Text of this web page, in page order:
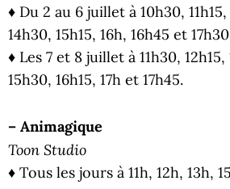
♦ Du 2 au 6 juillet à 10h30,
14h30, 15h15, 16h, 16h45 et
♦ Les 7 et 8 juillet à 11h30, 12h15,
15h30, 16h15, 17h et 17h45.
– Animagique
Toon Studio
♦ Tous les jours à 11h, 12h, 13h,